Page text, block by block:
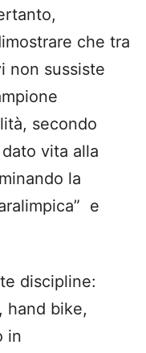
che tra
non sussiste
secondo
dato vita alla
la
” e
discipline:
, hand bike,
in